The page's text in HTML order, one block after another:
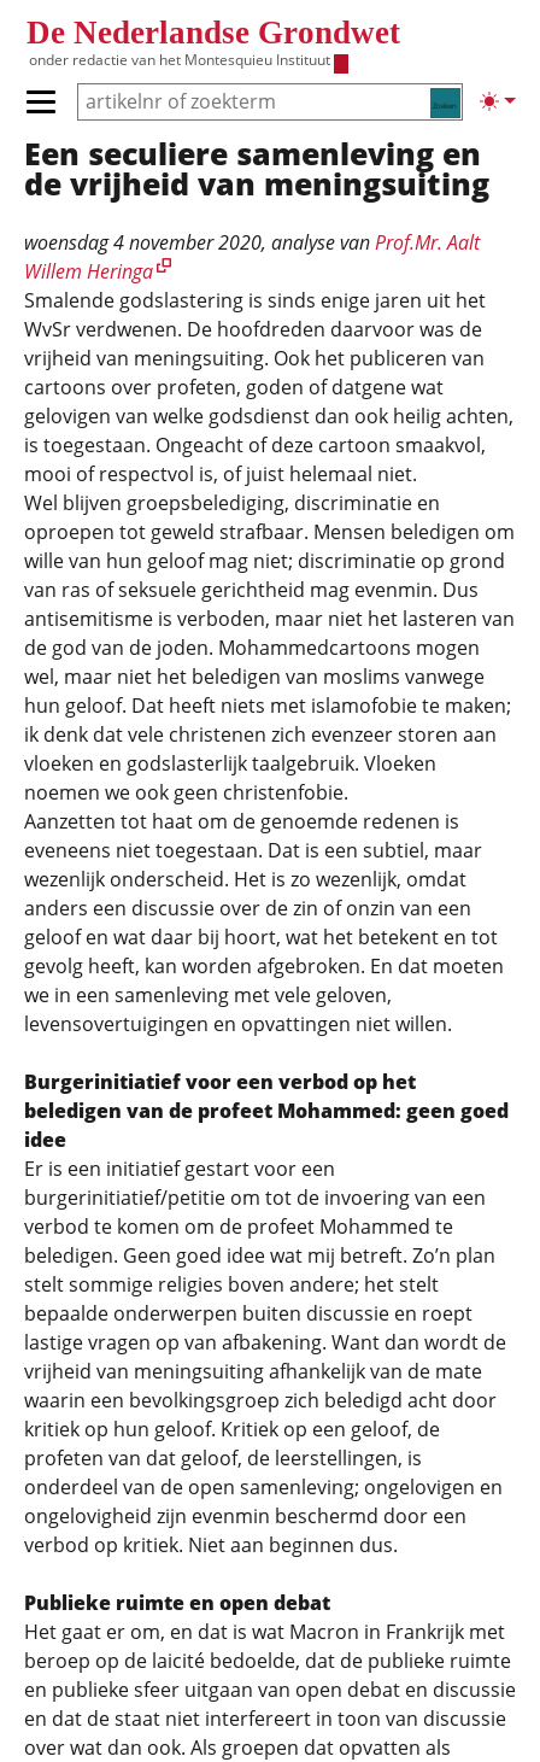
De Nederlandse Grondwet
onder redactie van het Montesquieu Instituut
Zoeken
Primair menu tonen/verbergen
Hoofdnavigatie
Een seculiere samenleving en
de vrijheid van meningsuiting
woensdag 4 november 2020, analyse vanProf.Mr. Aalt
Willem Heringa
Smalende godslastering is sinds enige jaren uit het
WvSr verdwenen. De hoofdreden daarvoor was de
vrijheid van meningsuiting. Ook het publiceren van
cartoons over profeten, goden of datgene wat
gelovigen van welke godsdienst dan ook heilig achten,
is toegestaan. Ongeacht of deze cartoon smaakvol,
mooi of respectvol is, of juist helemaal niet.
Wel blijven groepsbelediging, discriminatie en
oproepen tot geweld strafbaar. Mensen beledigen om
wille van hun geloof mag niet; discriminatie op grond
van ras of seksuele gerichtheid mag evenmin. Dus
antisemitisme is verboden, maar niet het lasteren van
de god van de joden. Mohammedcartoons mogen
wel, maar niet het beledigen van moslims vanwege
hun geloof. Dat heeft niets met islamofobie te maken;
ik denk dat vele christenen zich evenzeer storen aan
vloeken en godslasterlijk taalgebruik. Vloeken
noemen we ook geen christenfobie.
Aanzetten tot haat om de genoemde redenen is
eveneens niet toegestaan. Dat is een subtiel, maar
wezenlijk onderscheid. Het is zo wezenlijk, omdat
anders een discussie over de zin of onzin van een
geloof en wat daar bij hoort, wat het betekent en tot
gevolg heeft, kan worden afgebroken. En dat moeten
we in een samenleving met vele geloven,
levensovertuigingen en opvattingen niet willen.
Burgerinitiatief voor een verbod op het
beledigen van de profeet Mohammed: geen goed
idee
Er is een initiatief gestart voor een
burgerinitiatief/petitie om tot de invoering van een
verbod te komen om de profeet Mohammed te
beledigen. Geen goed idee wat mij betreft. Zo’n plan
stelt sommige religies boven andere; het stelt
bepaalde onderwerpen buiten discussie en roept
lastige vragen op van afbakening. Want dan wordt de
vrijheid van meningsuiting afhankelijk van de mate
waarin een bevolkingsgroep zich beledigd acht door
kritiek op hun geloof. Kritiek op een geloof, de
profeten van dat geloof, de leerstellingen, is
onderdeel van de open samenleving; ongelovigen en
ongelovigheid zijn evenmin beschermd door een
verbod op kritiek. Niet aan beginnen dus.
Publieke ruimte en open debat
Het gaat er om, en dat is wat Macron in Frankrijk met
beroep op de laicité bedoelde, dat de publieke ruimte
en publieke sfeer uitgaan van open debat en discussie
en dat de staat niet interfereert in toon van discussie
over wat dan ook. Als groepen dat opvatten als